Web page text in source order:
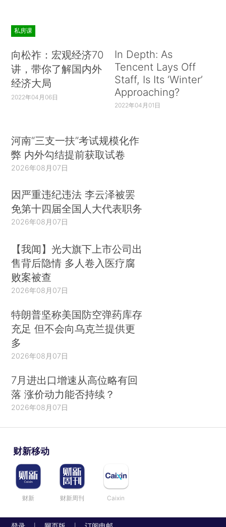
私房课
向松祚：宏观经济70
讲，带你了解国内外
经济大局
2022年04月06日
In Depth: As
Tencent Lays Off
Staff, Is Its ‘Winter’
Approaching?
2022年04月01日
河南“三支一扶”考试规模化作
弊 内外勾结提前获取试卷
2026年08月07日
因严重违纪违法 李云泽被罢
免第十四届全国人大代表职务
2026年08月07日
【我闻】光大旗下上市公司出
售背后隐情 多人卷入医疗腐
败案被查
2026年08月07日
特朗普坚称美国防空弹药库存
充足 但不会向乌克兰提供更
多
2026年08月07日
7月进出口增速从高位略有回
落 涨价动力能否持续？
2026年08月07日
财新移动
财新 财新周刊 Caixin